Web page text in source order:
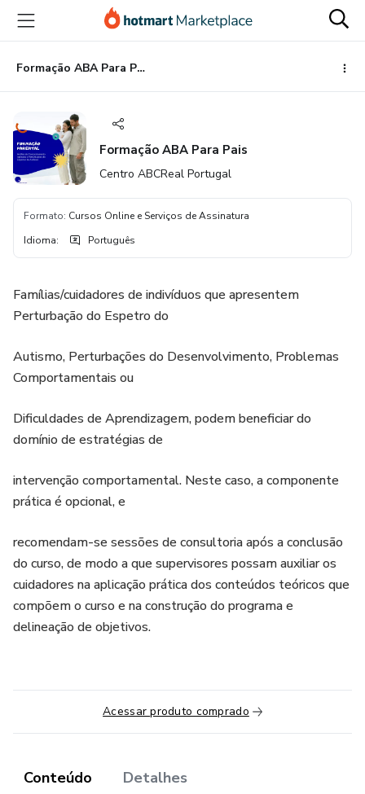
para
conteúdo
principal
para
pagamento
para
rodapé
Formação ABA Para Pais
Formação ABA Para Pais
Centro ABCReal Portugal
Formato: Cursos Online e Serviços de Assinatura
Idioma: Português
Famílias/cuidadores de indivíduos que apresentem
Perturbação do Espetro do
Autismo, Perturbações do Desenvolvimento, Problemas
Comportamentais ou
Dificuldades de Aprendizagem, podem beneficiar do
domínio de estratégias de
intervenção comportamental. Neste caso, a componente
prática é opcional, e
recomendam-se sessões de consultoria após a conclusão
do curso, de modo a que supervisores possam auxiliar os
cuidadores na aplicação prática dos conteúdos teóricos que
compõem o curso e na construção do programa e
delineação de objetivos.
Acessar produto comprado
Conteúdo Detalhes